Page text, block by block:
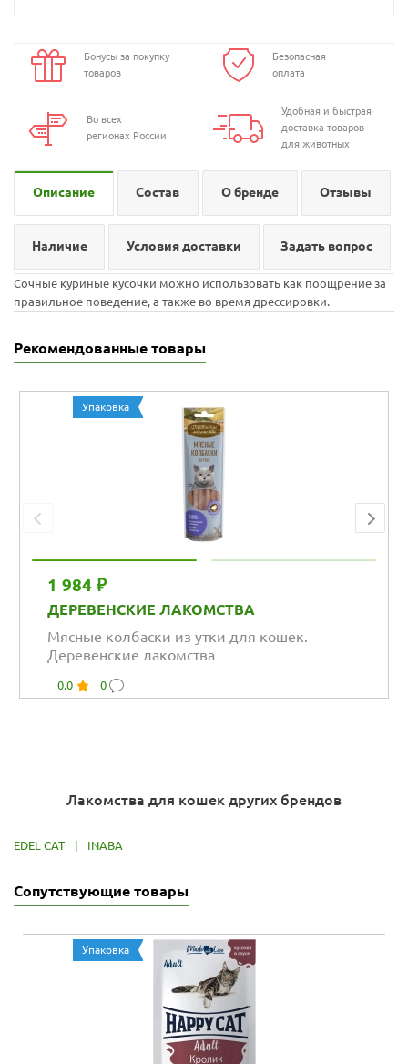
Бонусы за покупку
товаров
Безопасная
оплата
Во всех
регионах России
Удобная и быстрая
доставка товаров
для животных
Описание Состав О бренде Отзывы
Наличие Условия доставки Задать вопрос
Сочные куриные кусочки можно использовать как поощрение за
правильное поведение, а также во время дрессировки.
Рекомендованные товары
Упаковка
1 984 ₽
ДЕРЕВЕНСКИЕ ЛАКОМСТВА
Мясные колбаски из утки для кошек.
Деревенские лакомства
0.0 0
Лакомства для кошек других брендов
EDEL CAT | INABA
Сопутствующие товары
Упаковка